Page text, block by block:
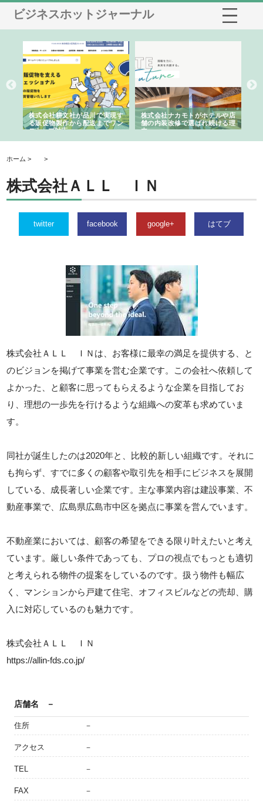
ビジネスホットジャーナル
株式会社耕文社が品川で実現す
る販促物製作から配送までワン
ストップ対応
株式会社ナカモトがホテルや店
舗の内装改修で選ばれ続ける理
由
ホーム > >
株式会社ＡＬＬ ＩＮ
twitter facebook google+ はてブ
株式会社ＡＬＬ ＩＮは、お客様に最幸の満足を提供する、と
のビジョンを掲げて事業を営む企業です。この会社へ依頼して
よかった、と顧客に思ってもらえるような企業を目指してお
り、理想の一歩先を行けるような組織への変革も求めていま
す。
同社が誕生したのは2020年と、比較的新しい組織です。それに
も拘らず、すでに多くの顧客や取引先を相手にビジネスを展開
している、成長著しい企業です。主な事業内容は建設事業、不
動産事業で、広島県広島市中区を拠点に事業を営んでいます。
不動産業においては、顧客の希望をできる限り叶えたいと考え
ています。厳しい条件であっても、プロの視点でもっとも適切
と考えられる物件の提案をしているのです。扱う物件も幅広
く、マンションから戸建て住宅、オフィスビルなどの売却、購
入に対応しているのも魅力です。
株式会社ＡＬＬ ＩＮ
https://allin-fds.co.jp/
店舗名 －
住所 －
アクセス －
TEL －
FAX －